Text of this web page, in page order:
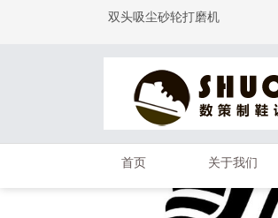
双头吸尘砂轮打磨机
首页 关于我们